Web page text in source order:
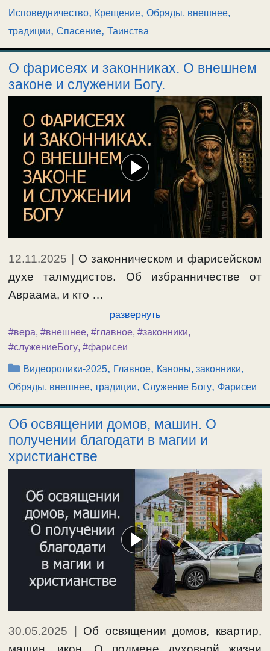
Исповедничество, Крещение, Обряды, внешнее,
традиции, Спасение, Таинства
О фарисеях и законниках. О внешнем
законе и служении Богу.
12.11.2025
О законническом и фарисейском
духе талмудистов. Об избранничестве от
Авраама, и кто …
развернуть
#вера, #внешнее, #главное, #законники,
#служениеБогу, #фарисеи
Рубрики
Видеоролики-2025, Главное, Каноны, законники,
Обряды, внешнее, традиции, Служение Богу, Фарисеи
Об освящении домов, машин. О
получении благодати в магии и
христианстве
30.05.2025 | Об освящении домов, квартир,